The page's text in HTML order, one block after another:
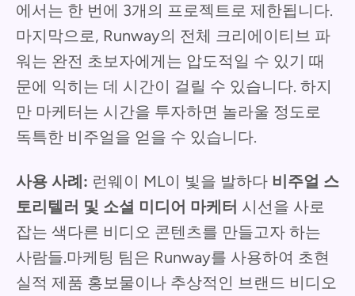
에서는 한 번에 3개의 프로젝트로 제한됩니다.
마지막으로, Runway의 전체 크리에이티브 파
워는 완전 초보자에게는 압도적일 수 있기 때
문에 익히는 데 시간이 걸릴 수 있습니다. 하지
만 마케터는 시간을 투자하면 놀라울 정도로
독특한 비주얼을 얻을 수 있습니다.
사용 사례: 런웨이 ML이 빛을 발하다 비주얼 스
토리텔러 및 소셜 미디어 마케터 시선을 사로
잡는 색다른 비디오 콘텐츠를 만들고자 하는
사람들.마케팅 팀은 Runway를 사용하여 초현
실적 제품 홍보물이나 추상적인 브랜드 비디오